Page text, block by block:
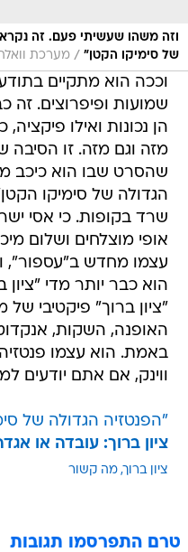
וזה משהו שעשיתי פעם. זה נקרא
של סימיקו הקטן" / מערכת
וככה הוא מתקיים
שמועות ופיפרוצים. זה
הן נכונות ואילו פיקציה,
מזה וגם מזה. זו
שהסרט שבו הוא כיכב
הגדולה של סימיקו
שרד בקופות. כי אסי
אופי מוצלחים ושלום
עצמו מחדש ב"עספור",
הוא כבר יותר מדי
"ציון ברוך" פיקטיבי של
האופנה, השקות,
באמת. הוא עצמו פנטזיה
ווינק, אם אתם יודעים
"הפנטזיה הגדולה של
ציון ברוך: עובדה או
ציון ברוך מה קשור
טרם התפרסמו תגובות